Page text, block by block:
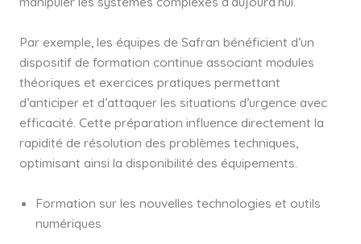
Par exemple, les équipes de Safran bénéficient d’un
dispositif de formation continue associant modules
théoriques et exercices pratiques permettant
d’anticiper et d’attaquer les situations d’urgence avec
efficacité. Cette préparation influence directement la
rapidité de résolution des problèmes techniques,
optimisant ainsi la disponibilité des équipements.
Formation sur les nouvelles technologies et outils
numériques